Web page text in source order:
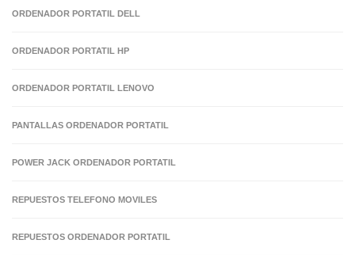
ORDENADOR PORTATIL DELL
ORDENADOR PORTATIL HP
ORDENADOR PORTATIL LENOVO
PANTALLAS ORDENADOR PORTATIL
POWER JACK ORDENADOR PORTATIL
REPUESTOS TELEFONO MOVILES
REPUESTOS ORDENADOR PORTATIL